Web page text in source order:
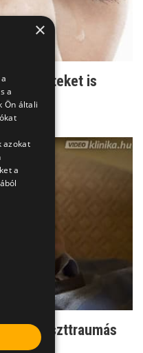
tüneteket is
a poszttraumás
×
a
Ön általi
azokat
a